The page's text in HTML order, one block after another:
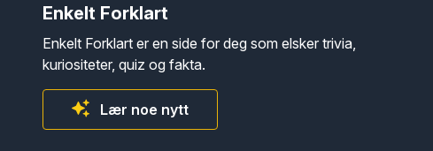
Enkelt Forklart
Enkelt Forklart er en side for deg som elsker trivia,
kuriositeter, quiz og fakta.
Lær noe nytt